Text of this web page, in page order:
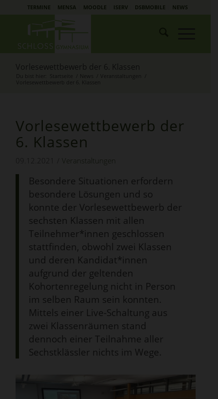
TERMINE MENSA MOODLE ISERV DSBMOBILE NEWS
Vorlesewettbewerb der 6. Klassen
Du bist hier: Startseite News Veranstaltungen
Vorlesewettbewerb der 6. Klassen
Vorlesewettbewerb der
6. Klassen
09.12.2021 Veranstaltungen
Besondere Situationen erfordern
besondere Lösungen und so
konnte der Vorlesewettbewerb der
sechsten Klassen mit allen
Teilnehmer*innen geschlossen
stattfinden, obwohl zwei Klassen
und deren Kandidat*innen
aufgrund der geltenden
Kohortenregelung nicht in Person
im selben Raum sein konnten.
Mittels einer Live-Schaltung aus
zwei Klassenräumen stand
dennoch einer Teilnahme aller
Sechstklässler nichts im Wege.